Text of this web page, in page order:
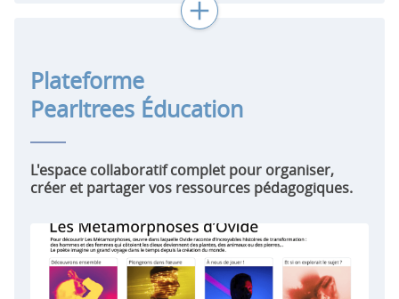
Plateforme
Pearltrees Éducation
L'espace collaboratif complet pour organiser,
créer et partager vos ressources pédagogiques.